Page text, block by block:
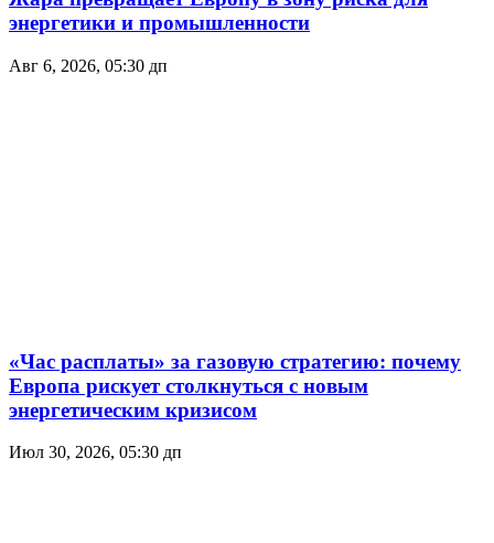
энергетики и промышленности
Авг 6, 2026, 05:30 дп
«Час расплаты» за газовую стратегию: почему
Европа рискует столкнуться с новым
энергетическим кризисом
Июл 30, 2026, 05:30 дп